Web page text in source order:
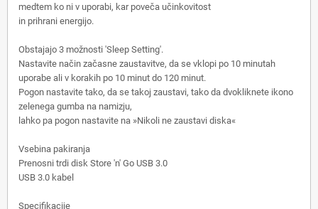
medtem ko ni v uporabi, kar poveča učinkovitost
in prihrani energijo.
Obstajajo 3 možnosti 'Sleep Setting'.
Nastavite način začasne zaustavitve, da se vklopi po 10 minutah
uporabe ali v korakih po 10 minut do 120 minut.
Pogon nastavite tako, da se takoj zaustavi, tako da dvokliknete ikono
zelenega gumba na namizju,
lahko pa pogon nastavite na »Nikoli ne zaustavi diska«
Vsebina pakiranja
Prenosni trdi disk Store 'n' Go USB 3.0
USB 3.0 kabel
Specifikacije